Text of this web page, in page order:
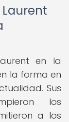
Laurent
en la
la forma en
Sus
los
a los